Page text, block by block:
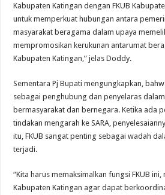
Kabupaten Katingan dengan FKUB
untuk memperkuat hubungan antara
masyarakat beragama dalam upaya
mempromosikan kerukunan antarumat
Kabupaten Katingan,” jelas Doddy.
Sementara Pj Bupati mengungkapkan,
sebagai penghubung dan penyelaras
bermasyarakat dan bernegara. Ketika ada
tindakan mengarah ke SARA,
itu, FKUB sangat penting sebagai wadah
terjadi.
“Kita harus memaksimalkan fungsi FKUB
Kabupaten Katingan agar dapat